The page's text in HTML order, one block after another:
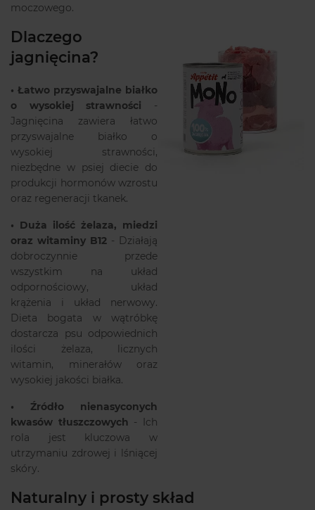
moczowego.
Dlaczego
jagnięcina?
• Łatwo przyswajalne białko
o wysokiej strawności -
Jagnięcina zawiera łatwo
przyswajalne białko o
wysokiej strawności,
niezbędne w psiej diecie do
produkcji hormonów wzrostu
oraz regeneracji tkanek.
• Duża ilość żelaza, miedzi
oraz witaminy B12 - Działają
dobroczynnie przede
wszystkim na układ
odpornościowy, układ
krążenia i układ nerwowy.
Dieta bogata w wątróbkę
dostarcza psu odpowiednich
ilości żelaza, licznych
witamin, minerałów oraz
wysokiej jakości białka.
• Źródło nienasyconych
kwasów tłuszczowych - Ich
rola jest kluczowa w
utrzymaniu zdrowej i lśniącej
skóry.
Naturalny i prosty skład